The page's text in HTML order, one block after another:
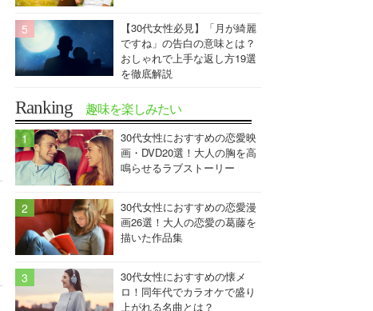
【30代女性必見】「月が綺麗
ですね」の告白の意味とは？
おしゃれで上手な返し方19選
を徹底解説
Ranking 趣味を楽しみたい
30代女性におすすめの恋愛映
画・DVD20選！大人の胸を高
鳴らせるラブストーリー
30代女性におすすめの恋愛漫
画26選！大人の恋愛の葛藤を
描いた作品集
30代女性におすすめの懐メ
ロ！同年代でカラオケで盛り
上がれる名曲とは？